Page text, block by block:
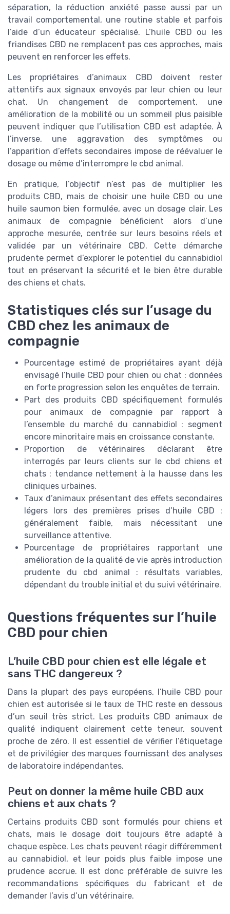
séparation, la réduction anxiété passe aussi par un
travail comportemental, une routine stable et parfois
l’aide d’un éducateur spécialisé. L’huile CBD ou les
friandises CBD ne remplacent pas ces approches, mais
peuvent en renforcer les effets.
Les propriétaires d’animaux CBD doivent rester
attentifs aux signaux envoyés par leur chien ou leur
chat. Un changement de comportement, une
amélioration de la mobilité ou un sommeil plus paisible
peuvent indiquer que l’utilisation CBD est adaptée. À
l’inverse, une aggravation des symptômes ou
l’apparition d’effets secondaires impose de réévaluer le
dosage ou même d’interrompre le cbd animal.
En pratique, l’objectif n’est pas de multiplier les
produits CBD, mais de choisir une huile CBD ou une
huile saumon bien formulée, avec un dosage clair. Les
animaux de compagnie bénéficient alors d’une
approche mesurée, centrée sur leurs besoins réels et
validée par un vétérinaire CBD. Cette démarche
prudente permet d’explorer le potentiel du cannabidiol
tout en préservant la sécurité et le bien être durable
des chiens et chats.
Statistiques clés sur l’usage du
CBD chez les animaux de
compagnie
Pourcentage estimé de propriétaires ayant déjà
envisagé l’huile CBD pour chien ou chat : données
en forte progression selon les enquêtes de terrain.
Part des produits CBD spécifiquement formulés
pour animaux de compagnie par rapport à
l’ensemble du marché du cannabidiol : segment
encore minoritaire mais en croissance constante.
Proportion de vétérinaires déclarant être
interrogés par leurs clients sur le cbd chiens et
chats : tendance nettement à la hausse dans les
cliniques urbaines.
Taux d’animaux présentant des effets secondaires
légers lors des premières prises d’huile CBD :
généralement faible, mais nécessitant une
surveillance attentive.
Pourcentage de propriétaires rapportant une
amélioration de la qualité de vie après introduction
prudente du cbd animal : résultats variables,
dépendant du trouble initial et du suivi vétérinaire.
Questions fréquentes sur l’huile
CBD pour chien
L’huile CBD pour chien est elle légale et
sans THC dangereux ?
Dans la plupart des pays européens, l’huile CBD pour
chien est autorisée si le taux de THC reste en dessous
d’un seuil très strict. Les produits CBD animaux de
qualité indiquent clairement cette teneur, souvent
proche de zéro. Il est essentiel de vérifier l’étiquetage
et de privilégier des marques fournissant des analyses
de laboratoire indépendantes.
Peut on donner la même huile CBD aux
chiens et aux chats ?
Certains produits CBD sont formulés pour chiens et
chats, mais le dosage doit toujours être adapté à
chaque espèce. Les chats peuvent réagir différemment
au cannabidiol, et leur poids plus faible impose une
prudence accrue. Il est donc préférable de suivre les
recommandations spécifiques du fabricant et de
demander l’avis d’un vétérinaire.